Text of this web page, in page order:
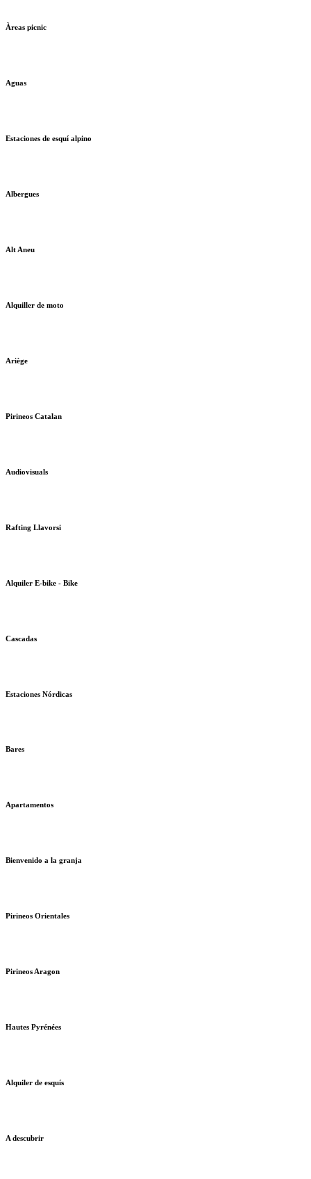
Àreas picnic
Aguas
Estaciones de esquí alpino
Albergues
Alt Aneu
Alquiller de moto
Ariège
Pirineos Catalan
Audiovisuals
Rafting Llavorsi
Alquiler E-bike - Bike
Cascadas
Estaciones Nórdicas
Bares
Apartamentos
Bienvenido a la granja
Pirineos Orientales
Pirineos Aragon
Hautes Pyrénées
Alquiler de esquís
A descubrir